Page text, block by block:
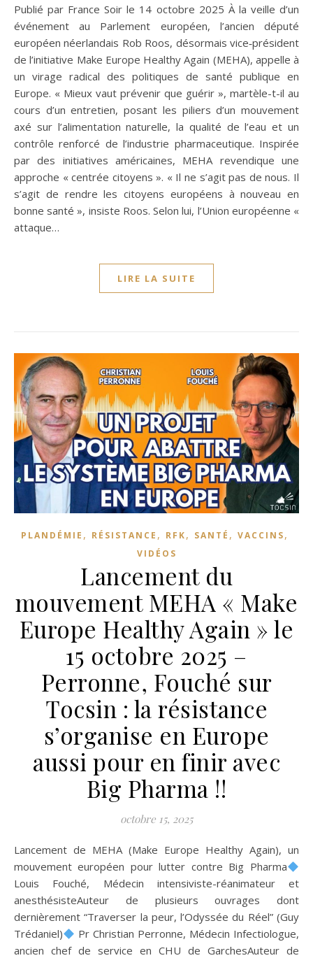
Publié par France Soir le 14 octobre 2025 À la veille d’un
événement au Parlement européen, l’ancien député
européen néerlandais Rob Roos, désormais vice‑président
de l’initiative Make Europe Healthy Again (MEHA), appelle à
un virage radical des politiques de santé publique en
Europe. « Mieux vaut prévenir que guérir », martèle-t-il au
cours d’un entretien, posant les piliers d’un mouvement
axé sur l’alimentation naturelle, la qualité de l’eau et un
contrôle renforcé de l’industrie pharmaceutique. Inspirée
par des initiatives américaines, MEHA revendique une
approche « centrée citoyens ». « Il ne s’agit pas de nous. Il
s’agit de rendre les citoyens européens à nouveau en
bonne santé », insiste Roos. Selon lui, l’Union européenne «
attaque…
LIRE LA SUITE
PLANDÉMIE , RÉSISTANCE , RFK, SANTÉ , VACCINS,
VIDÉOS
Lancement du
mouvement MEHA « Make
Europe Healthy Again » le
15 octobre 2025 –
Perronne, Fouché sur
Tocsin : la résistance
s’organise en Europe
aussi pour en finir avec
Big Pharma !!
octobre 15, 2025
Lancement de MEHA (Make Europe Healthy Again), un
mouvement européen pour lutter contre Big Pharma
Louis Fouché, Médecin intensiviste-réanimateur et
anesthésisteAuteur de plusieurs ouvrages dont
dernièrement “Traverser la peur, l’Odyssée du Réel” (Guy
Trédaniel)
Pr Christian Perronne, Médecin Infectiologue,
ancien chef de service en CHU de GarchesAuteur de